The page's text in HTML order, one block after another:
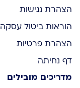
הצהרת נגישות
הוראות ביטול עסקה
הצהרת פרטיות
דף נחיתה
מדריכים מובילים